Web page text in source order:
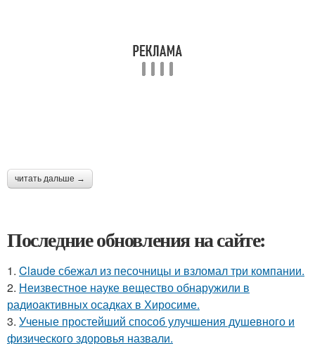
читать дальше →
Последние обновления на сайте:
1. Claude сбежал из песочницы и взломал три компании.
2. Неизвестное науке вещество обнаружили в
радиоактивных осадках в Хиросиме.
3. Ученые простейший способ улучшения душевного и
физического здоровья назвали.